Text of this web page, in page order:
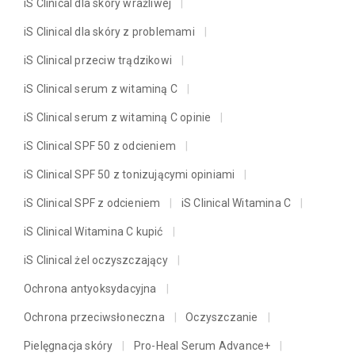
iS Clinical dla skóry wrażliwej
iS Clinical dla skóry z problemami
iS Clinical przeciw trądzikowi
iS Clinical serum z witaminą C
iS Clinical serum z witaminą C opinie
iS Clinical SPF 50 z odcieniem
iS Clinical SPF 50 z tonizującymi opiniami
iS Clinical SPF z odcieniem iS Clinical Witamina C
iS Clinical Witamina C kupić
iS Clinical żel oczyszczający
Ochrona antyoksydacyjna
Ochrona przeciwsłoneczna Oczyszczanie
Pielęgnacja skóry Pro-Heal Serum Advance+